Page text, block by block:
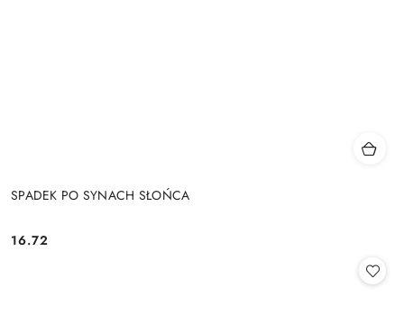
SPADEK PO SYNACH SŁOŃCA
Cena:
16.72